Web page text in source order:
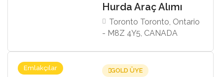
Hurda Araç Alımı
Toronto Toronto, Ontario
- M8Z 4Y5, CANADA
Emlakçılar GOLD ÜYE